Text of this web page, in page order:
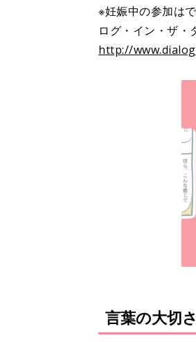
※妊娠中の参加は
ログ・イン・ザ・
http://
言葉の大切